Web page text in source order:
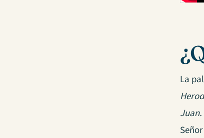
La
Juan.